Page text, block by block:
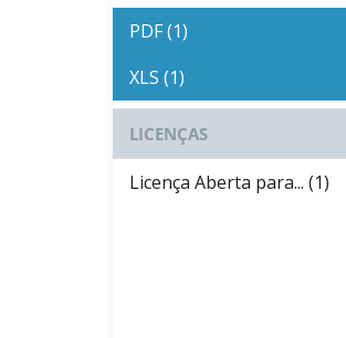
PDF (1)
XLS (1)
LICENÇAS
Licença Aberta para... (1)